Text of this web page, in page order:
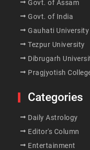
Govt. of Assam
Govt. of India
Gauhati University
Tezpur University
Dibrugarh
Pragjyotish
Categories
Daily Astrology
Editor's Column
Entertainment